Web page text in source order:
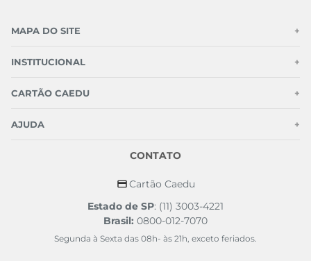
MAPA DO SITE +
INSTITUCIONAL +
CARTÃO CAEDU +
AJUDA +
CONTATO
Cartão Caedu
Estado de SP: (11) 3003-4221
Brasil: 0800-012-7070
Segunda à Sexta das 08h- às 21h, exceto feriados.